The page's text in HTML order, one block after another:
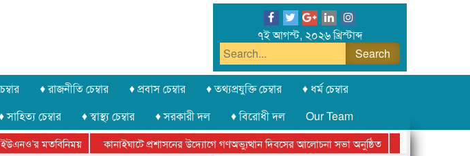
৭ই আগস্ট, ২০২৬ খ্রিস্টাব্দ
♦ রাজনীতি চেম্বার ♦ প্রবাস চেম্বার ♦ তথ্যপ্রযুক্তি চেম্বার
♦ ধর্ম চেম্বার
সাহিত্য চেম্বার ♦ স্বাস্থ্য চেম্বার ♦ সরকারী দল ♦ বিরোধী দল
Our Team
মতবিনিময় কানাইঘাটে প্রশাসনের উদ্যোগে গণঅভ্যুত্থান দিবসের আলোচনা সভা অনুষ্ঠিত
সিলেট অনলাইন